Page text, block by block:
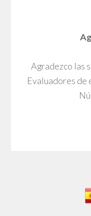
Agradezco las
Evaluadores de